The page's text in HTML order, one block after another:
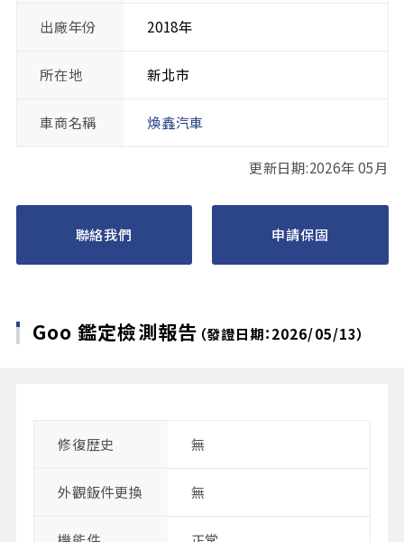
出廠年份 2018年
所在地 新北市
車商名稱 煥鑫汽車
更新日期:2026年 05月
聯絡我們 申請保固
Goo 鑑定檢測報告 （發證日期：2026/05/13）
修復歴史 無
外觀鈑件更換 無